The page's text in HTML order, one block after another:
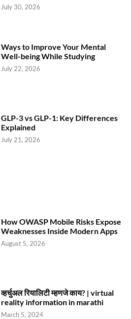
July 30, 2026
Ways to Improve Your Mental
Well-being While Studying
July 22, 2026
GLP-3 vs GLP-1: Key Differences
Explained
July 21, 2026
How OWASP Mobile Risks Expose
Weaknesses Inside Modern Apps
August 5, 2026
व्हर्चुअल रियालिटी म्हणजे काय? | virtual
reality information in marathi
March 5, 2024